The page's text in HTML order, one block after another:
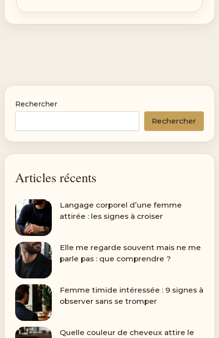
Rechercher
Rechercher
Articles récents
Langage corporel d’une femme
attirée : les signes à croiser
Elle me regarde souvent mais ne me
parle pas : que comprendre ?
Femme timide intéressée : 9 signes à
observer sans se tromper
Quelle couleur de cheveux attire le